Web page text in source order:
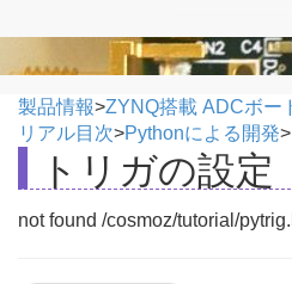
製品情報>ZYNQ搭載 ADCボー
リアル目次>Pythonによる開発>
トリガの設定
not found /cosmoz/tutorial/